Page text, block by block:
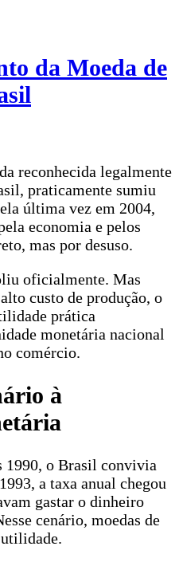
da Moeda de
reconhecida legalmente
praticamente sumiu
última vez em 2004,
economia e pelos
mas por desuso.
oficialmente. Mas
custo de produção, o
prática
monetária nacional
comércio.
à
1990, o Brasil convivia
a taxa anual chegou
gastar o dinheiro
cenário, moedas de